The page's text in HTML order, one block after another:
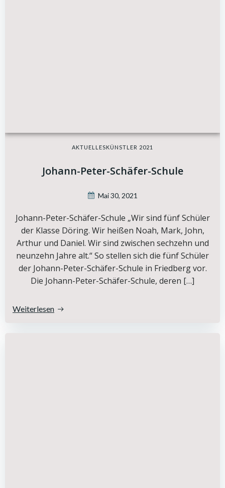
AKTUELLESKÜNSTLER 2021
Johann-Peter-Schäfer-Schule
Mai 30, 2021
Johann-Peter-Schäfer-Schule „Wir sind fünf Schüler
der Klasse Döring. Wir heißen Noah, Mark, John,
Arthur und Daniel. Wir sind zwischen sechzehn und
neunzehn Jahre alt.“ So stellen sich die fünf Schüler
der Johann-Peter-Schäfer-Schule in Friedberg vor.
Die Johann-Peter-Schäfer-Schule, deren […]
Weiterlesen